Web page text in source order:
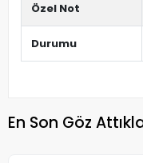
Özel Not
Durumu
En Son Göz